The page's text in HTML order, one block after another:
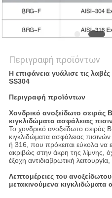
Περιγραφή προϊόντων
Η επιφάνεια γυάλισε τις
SS304
Περιγραφή προϊόντων
Χονδρικό ανοξείδωτο σειράς
κιγκλιδώματα ασφάλειας
Το χονδρικό ανοξείδωτο σειράς
κιγκλιδώματα ασφάλειας πισινών
ή 316, που πρόκειται εύκολα να
ακριβώς στην άκρη της λίμνης,
έξοχη αντιδιαβρωτική
Λεπτομέρειεςτου
μετακινούμενα κιγκλιδώματα